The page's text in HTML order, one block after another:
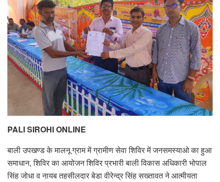
PALI SIROHI ONLINE
बाली उपखण्ड के मालनू ग्राम में ग्रामीण सेवा शिविर में जनसमस्याओ का हुआ
समाधान, शिविर का आयोजन शिविर प्रभारी बाली विकास अधिकारी भोपाल
सिंह जोधा व नायब तहसीलदार बेडा वीरेन्द्र सिंह सख्तावत ने आत्मीयता